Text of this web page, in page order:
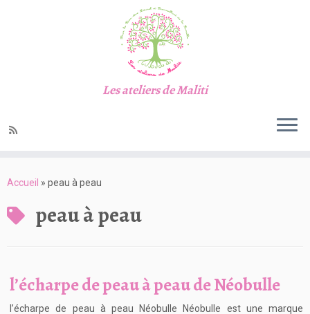
au
Les ateliers de Maliti
Accueil » peau à peau
peau à peau
l’écharpe de peau à peau de Néobulle
l’écharpe de peau à peau Néobulle Néobulle est une marque